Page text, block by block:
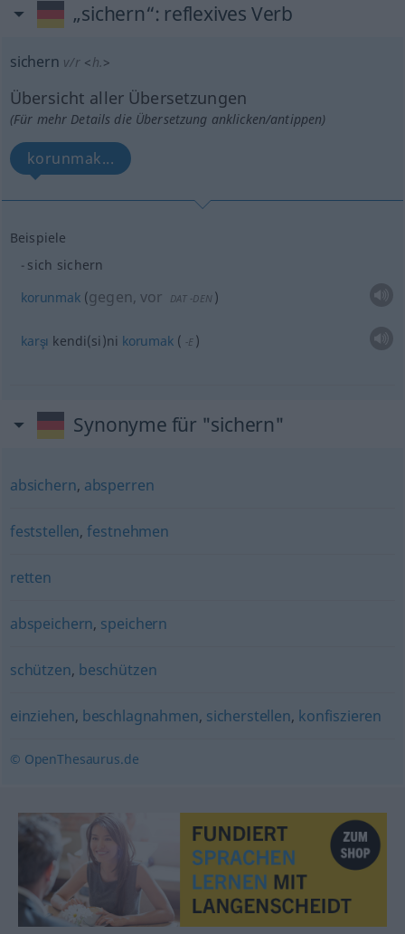
„sichern“: reflexives Verb
sichern v/r <h.>
Übersicht aller Übersetzungen
(Für mehr Details die Übersetzung anklicken/antippen)
korunmak...
Beispiele
sich sichern
korunmak (gegen, vor DAT -DEN )
karşı kendi(si)ni korumak ( -E )
Synonyme für "sichern"
absichern, absperren
feststellen,festnehmen
retten
abspeichern, speichern
schützen, beschützen
einziehen, beschlagnahmen, sicherstellen, konfiszieren
© OpenThesaurus.de